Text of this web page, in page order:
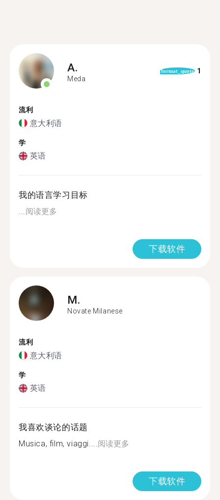
A.
Meda
format_quote 1
流利
意大利语
学
英语
我的语言学习目标
...阅读更多
下载软件
M.
Novate Milanese
流利
意大利语
学
英语
我喜欢谈论的话题
Musica, film, viaggi....阅读更多
下载软件